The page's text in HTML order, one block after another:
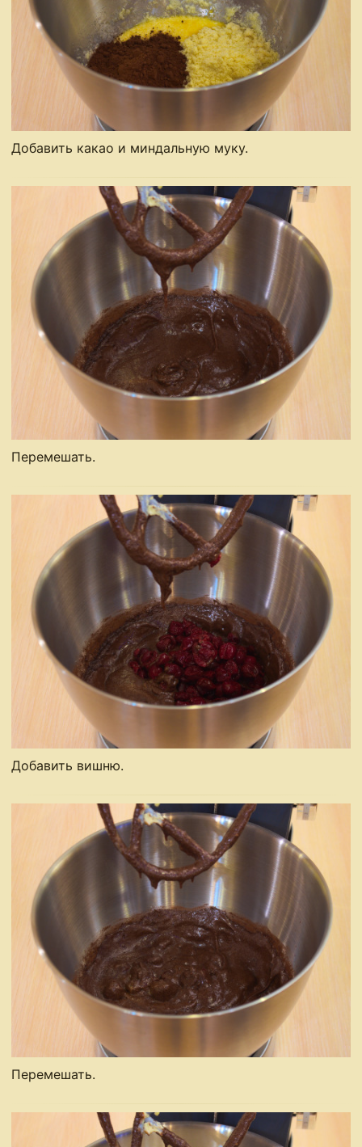
Добавить какао и миндальную муку.
Перемешать.
Добавить вишню.
Перемешать.